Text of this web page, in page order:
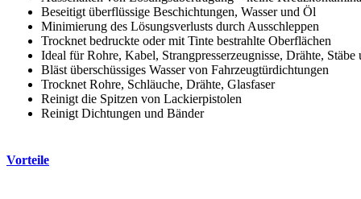
Beseitigt überflüssige Beschichtungen, Wasser und Öl
Minimierung des Lösungsverlusts durch Ausschleppen
Trocknet bedruckte oder mit Tinte bestrahlte Oberflächen
Ideal für Rohre, Kabel, Strangpresserzeugnisse, Drähte, Stäbe
Bläst überschüssiges Wasser von Fahrzeugtürdichtungen
Trocknet Rohre, Schläuche, Drähte, Glasfaser
Reinigt die Spitzen von Lackierpistolen
Reinigt Dichtungen und Bänder
Vorteile